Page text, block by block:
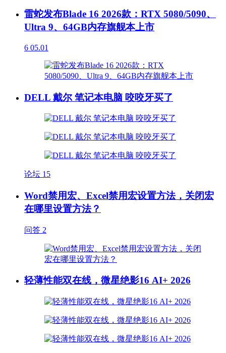
雷蛇发布Blade 16 2026款：RTX 5080/5090、
Ultra 9、64GB内存旗舰本上市
6 05.01
DELL 戴尔 笔记本电脑 咬咬牙买了
论坛 15
Word禁用宏、Excel禁用宏设置方法，关闭宏
在哪里设置方法？
问答 2
轻薄性能双在线，微星绝影16 AI+ 2026